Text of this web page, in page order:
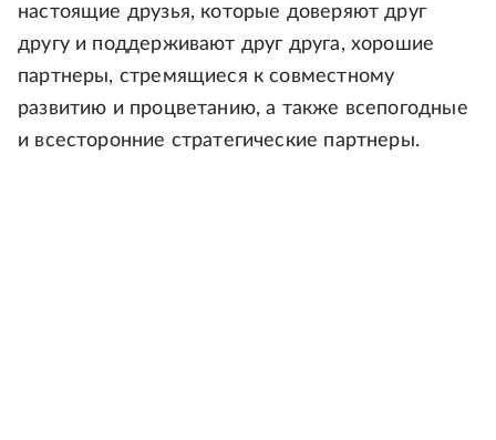
настоящие друзья, которые доверяют друг
другу и поддерживают друг друга, хорошие
партнеры, стремящиеся к совместному
развитию и процветанию, а также всепогодные
и всесторонние стратегические партнеры.